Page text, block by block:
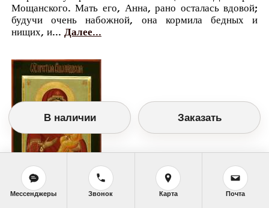
Мощанского. Мать его, Анна, рано осталась вдовой;
будучи очень набожной, она кормила бедных и
нищих, и... Далее...
В наличии Заказать
Мессенджеры Звонок Карта Почта